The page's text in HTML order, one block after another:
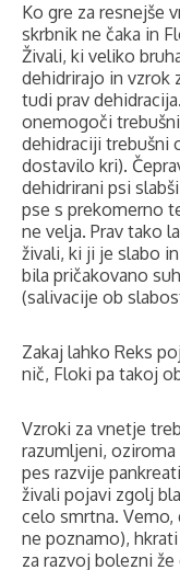
Ko gre za resnejše
skrbnik ne čaka in
Živali, ki veliko
dehidrirajo in vzrok
tudi prav
onemogoči
dehidraciji trebušni
dostavilo kri).
dehidrirani psi
pse s prekomerno
ne velja. Prav tako
živali, ki ji je slabo
bila pričakovano
(salivacije ob
Zakaj lahko Reks
nič, Floki pa takoj
Vzroki za vnetje
razumljeni,
pes razvije
živali pojavi zgolj
celo smrtna.
ne poznamo),
za razvoj bolezni